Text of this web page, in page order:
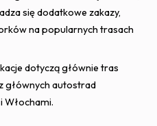
się dodatkowe zakazy,
na popularnych trasach
dotyczą głównie tras
głównych autostrad
Włochami.